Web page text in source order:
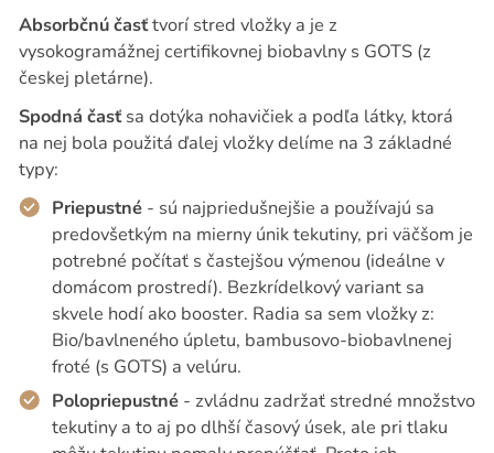
Absorbčnú časťtvorí stred vložky a je z
vysokogramážnej certifikovnej biobavlny s GOTS (z
českej pletárne).
Spodná časťsa dotýka nohavičiek a podľa látky, ktorá
na nej bola použitá ďalej vložky delíme na 3 základné
typy:
Priepustné- sú najpriedušnejšie a používajú sa
predovšetkým na mierny únik tekutiny, pri väčšom je
potrebné počítať s častejšou výmenou (ideálne v
domácom prostredí). Bezkrídelkový variant sa
skvele hodí ako booster. Radia sa sem vložky z:
Bio/bavlneného úpletu, bambusovo-biobavlnenej
froté (s GOTS) a velúru.
Polopriepustné- zvládnu zadržať stredné množstvo
tekutiny a to aj po dlhší časový úsek, ale pri tlaku